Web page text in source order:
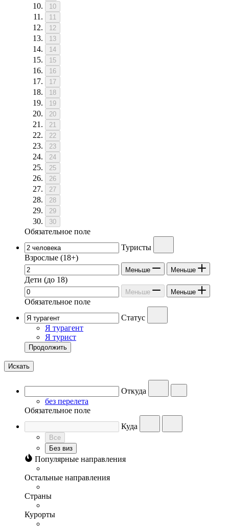
10
11
12
13
14
15
16
17
18
19
20
21
22
23
24
25
26
27
28
29
30
Обязательное поле
Туристы
Взрослые (18+)
Меньше Меньше
Дети (до 18)
Меньше Меньше
Обязательное поле
Статус
Я турагент
Я турист
Продолжить
Искать
Откуда
без перелета
Обязательное поле
Куда
Все
Без виз
Популярные направления
Остальные направления
Страны
Курорты